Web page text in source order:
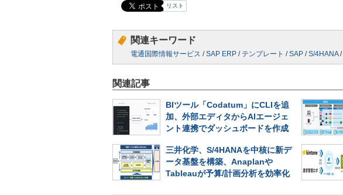
リスト
関連キーワード
電通国際情報サービス /SAP ERP / テンプレート /SAP /S/4HANA/
関連記事
BIツール「Codatum」にCLIを追
加、外部エディタからAIエージェ
ント連携でダッシュボードを作成
三井化学、S/4HANAを中核に新デ
ータ基盤を構築、Anaplanや
Tableauが予算/計画分析を効率化